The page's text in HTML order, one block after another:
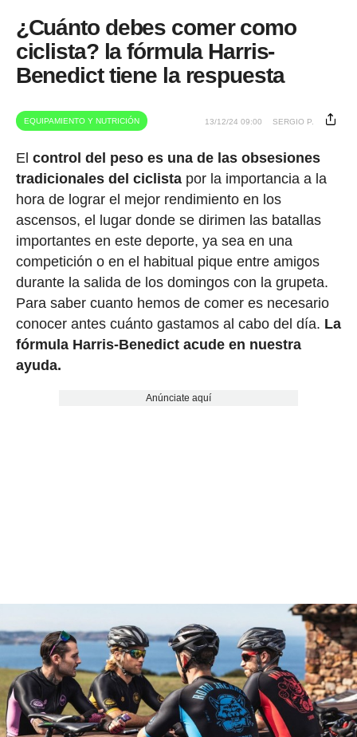
¿Cuánto debes comer como
ciclista? la fórmula Harris-
Benedict tiene la respuesta
EQUIPAMIENTO Y NUTRICIÓN 13/12/24 09:00 SERGIO P.
El control del peso es una de las obsesiones
tradicionales del ciclistapor la importancia a la
hora de lograr el mejor rendimiento en los
ascensos, el lugar donde se dirimen las batallas
importantes en este deporte, ya sea en una
competición o en el habitual pique entre amigos
durante la salida de los domingos con la grupeta.
Para saber cuanto hemos de comer es necesario
conocer antes cuánto gastamos al cabo del día. La
fórmula Harris-Benedict acude en nuestra
ayuda.
Anúnciate aquí